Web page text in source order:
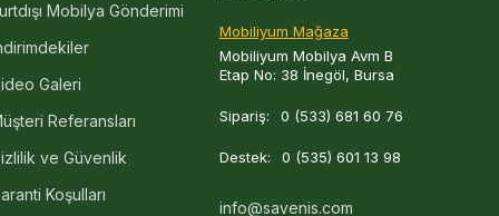
Mobilya Gönderimi
Galeri
Referansları
ve Güvenlik
Koşulları
Mobiliyum Mağaza
Mobiliyum Mobilya Avm B
Etap No: 38 İnegöl, Bursa
Sipariş: 0 (533) 681 60 76
Destek: 0 (535) 601 13 98
info@savenis.com